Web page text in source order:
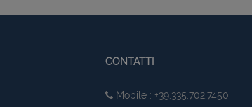
CONTATTI
Mobile : +39.335.702.7450